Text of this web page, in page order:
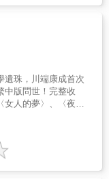
タカト更曾懷抱敬意
界大師一致景仰之
典 麥田全新日文書
，起源於自人類的未
的記述經口筆相傳，
流， 轉化成當代文化
幻話集」想要仿效這
本妖異經典，讓想
本民俗學、幻想小說
譚、異色耽美到現代
現代集體想像的橋
尚未出版的日本文
總以圓扇遮臉的神祕
成的五具屍體……法
禱。在屋子裡，法
，為了再聽一次孩
青年決定住進斷瓦
的聲響和動靜，只因
親，再聽一次那首
曲子…… 本書問世逾
，打亂時間與空間的
安眠、亡者不能入
花獨特幻想世界的最
美與惡？孤獨與永
文學迷、哲學家、
一本常備書「逢佛
脫！」進入三島由
讀經典 本書取材
承賢火燒金閣寺的真
犯嫌向警方供稱：
以把它燒掉了……」
靈寄託於金閣寺的
年問世以來即受各
與爆裂哲思之集大
，亦被視為是三島由
遺珠，川端康成首次
中版問世！完整收
女人的夢〉、〈夜間
「接下來的某一
相遇？」提防這些
的文字。它們總是會